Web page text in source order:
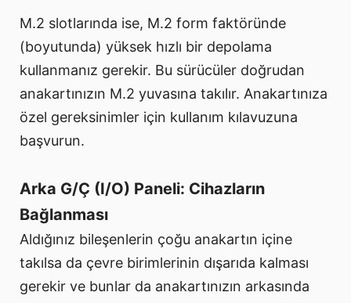
M.2 slotlarında ise, M.2 form faktöründe
(boyutunda) yüksek hızlı bir depolama
kullanmanız gerekir. Bu sürücüler doğrudan
anakartınızın M.2 yuvasına takılır. Anakartınıza
özel gereksinimler için kullanım kılavuzuna
başvurun.
Arka G/Ç (I/O) Paneli: Cihazların
Bağlanması
Aldığınız bileşenlerin çoğu anakartın içine
takılsa da çevre birimlerinin dışarıda kalması
gerekir ve bunlar da anakartınızın arkasında